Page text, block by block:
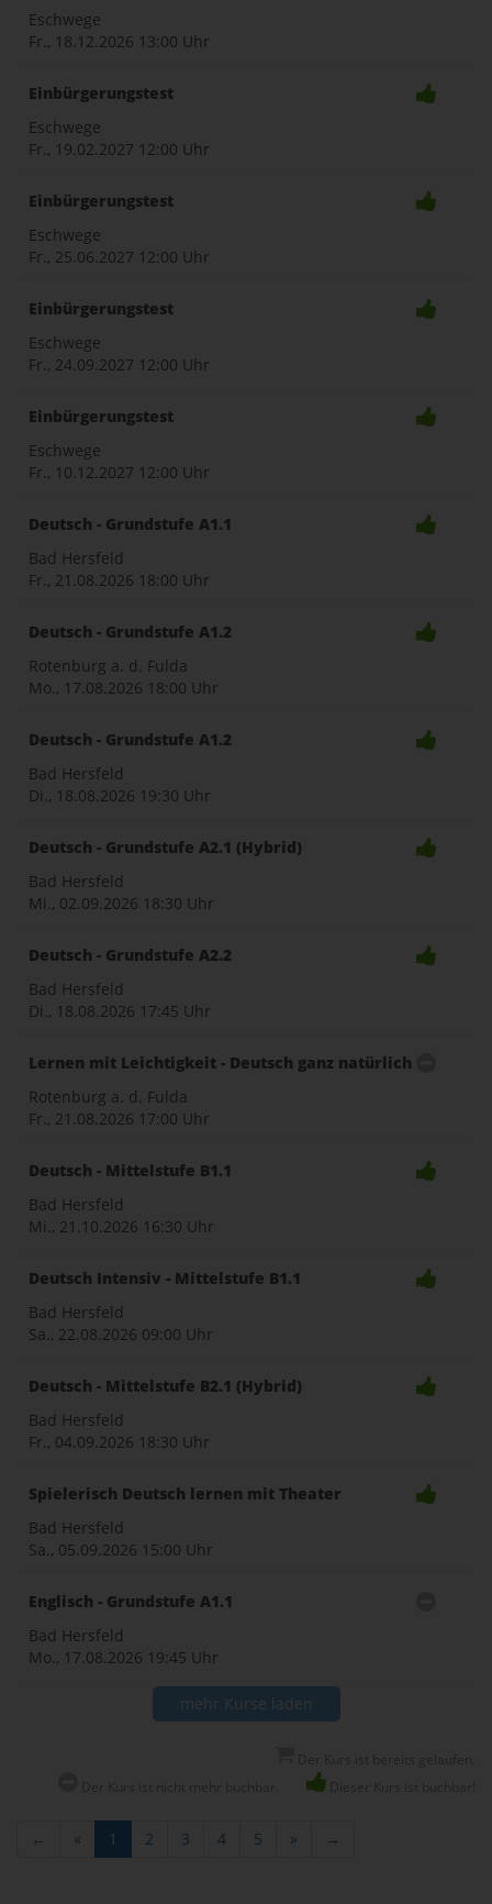
Eschwege
Fr., 18.12.2026 13:00 Uhr
Einbürgerungstest
Eschwege
Fr., 19.02.2027 12:00 Uhr
Einbürgerungstest
Eschwege
Fr., 25.06.2027 12:00 Uhr
Einbürgerungstest
Eschwege
Fr., 24.09.2027 12:00 Uhr
Einbürgerungstest
Eschwege
Fr., 10.12.2027 12:00 Uhr
Deutsch - Grundstufe A1.1
Bad Hersfeld
Fr., 21.08.2026 18:00 Uhr
Deutsch - Grundstufe A1.2
Rotenburg a. d. Fulda
Mo., 17.08.2026 18:00 Uhr
Deutsch - Grundstufe A1.2
Bad Hersfeld
Di., 18.08.2026 19:30 Uhr
Deutsch - Grundstufe A2.1 (Hybrid)
Bad Hersfeld
Mi., 02.09.2026 18:30 Uhr
Deutsch - Grundstufe A2.2
Bad Hersfeld
Di., 18.08.2026 17:45 Uhr
Lernen mit Leichtigkeit - Deutsch ganz natürlich
Rotenburg a. d. Fulda
Fr., 21.08.2026 17:00 Uhr
Deutsch - Mittelstufe B1.1
Bad Hersfeld
Mi., 21.10.2026 16:30 Uhr
Deutsch Intensiv - Mittelstufe B1.1
Bad Hersfeld
Sa., 22.08.2026 09:00 Uhr
Deutsch - Mittelstufe B2.1 (Hybrid)
Bad Hersfeld
Fr., 04.09.2026 18:30 Uhr
Spielerisch Deutsch lernen mit Theater
Bad Hersfeld
Sa., 05.09.2026 15:00 Uhr
Englisch - Grundstufe A1.1
Bad Hersfeld
Mo., 17.08.2026 19:45 Uhr
mehr Kurse laden
← « 1 2 3 4 5 » →